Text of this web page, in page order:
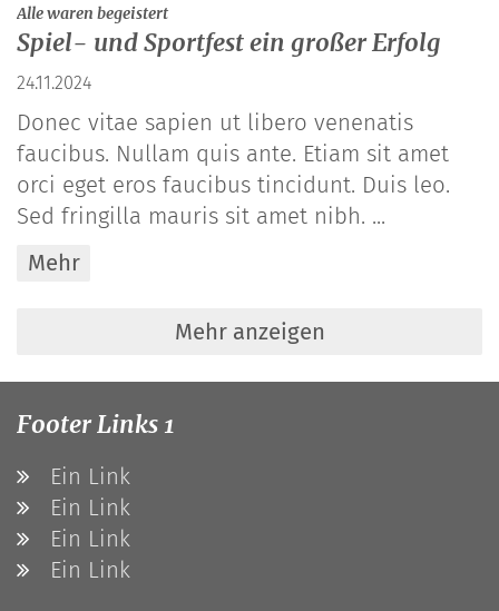
Alle waren begeistert:
Spiel- und Sportfest ein großer Erfolg
24.11.2024
Donec vitae sapien ut libero venenatis
faucibus. Nullam quis ante. Etiam sit amet
orci eget eros faucibus tincidunt. Duis leo.
Sed fringilla mauris sit amet nibh. ...
Mehr
Mehr anzeigen
Footer Links 1
Ein Link
Ein Link
Ein Link
Ein Link